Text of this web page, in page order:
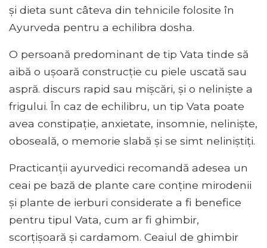
și dieta sunt câteva din tehnicile folosite în
Ayurveda pentru a echilibra dosha.
O persoană predominant de tip Vata tinde să
aibă o ușoară construcție cu piele uscată sau
aspră. discurs rapid sau mișcări, și o neliniște a
frigului. În caz de echilibru, un tip Vata poate
avea constipație, anxietate, insomnie, neliniște,
oboseală, o memorie slabă și se simt neliniștiți.
Practicanții ayurvedici recomandă adesea un
ceai pe bază de plante care conține mirodenii
și plante de ierburi considerate a fi benefice
pentru tipul Vata, cum ar fi ghimbir,
scorțișoară și cardamom. Ceaiul de ghimbir